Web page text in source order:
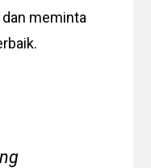
meminta